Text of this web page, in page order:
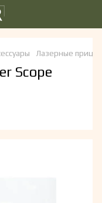
Лазерные
Scope